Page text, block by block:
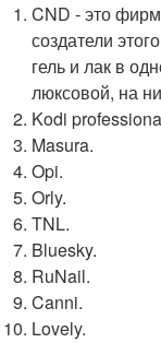
CND - это
создатели
гель и лак в
люксовой, на
Kodi
Masura.
Opi.
Orly.
TNL.
Bluesky.
RuNail.
Canni.
Lovely.